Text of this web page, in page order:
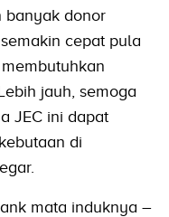
banyak donor
cepat pula
jauh, semoga
JEC ini dapat
di
mata induknya –